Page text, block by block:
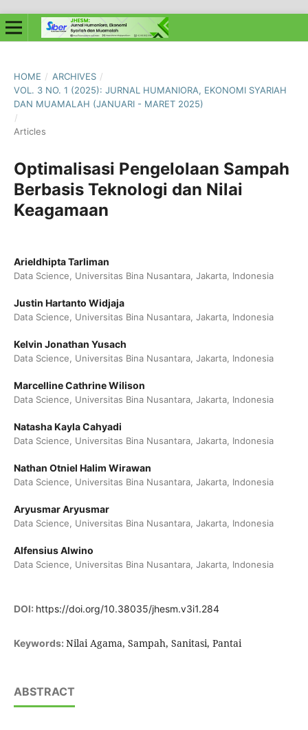
HOME / ARCHIVES /
VOL. 3 NO. 1 (2025): JURNAL HUMANIORA, EKONOMI SYARIAH
DAN MUAMALAH (JANUARI - MARET 2025)
/
Articles
Optimalisasi Pengelolaan Sampah
Berbasis Teknologi dan Nilai
Keagamaan
Arieldhipta Tarliman
Data Science, Universitas Bina Nusantara, Jakarta, Indonesia
Justin Hartanto Widjaja
Data Science, Universitas Bina Nusantara, Jakarta, Indonesia
Kelvin Jonathan Yusach
Data Science, Universitas Bina Nusantara, Jakarta, Indonesia
Marcelline Cathrine Wilison
Data Science, Universitas Bina Nusantara, Jakarta, Indonesia
Natasha Kayla Cahyadi
Data Science, Universitas Bina Nusantara, Jakarta, Indonesia
Nathan Otniel Halim Wirawan
Data Science, Universitas Bina Nusantara, Jakarta, Indonesia
Aryusmar Aryusmar
Data Science, Universitas Bina Nusantara, Jakarta, Indonesia
Alfensius Alwino
Data Science, Universitas Bina Nusantara, Jakarta, Indonesia
DOI: https://doi.org/10.38035/jhesm.v3i1.284
Keywords: Nilai Agama, Sampah, Sanitasi, Pantai
ABSTRACT